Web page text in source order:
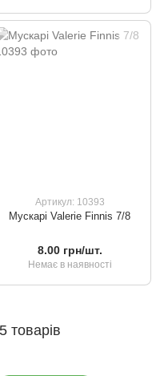
Артикул: 10393
Мускарі Valerie Finnis 7/8
8.00 грн/шт.
Немає в наявності
товарів